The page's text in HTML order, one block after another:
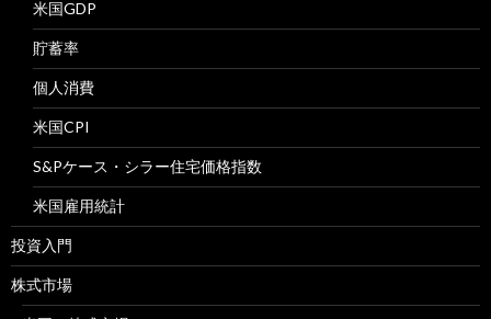
米国GDP
貯蓄率
個人消費
米国CPI
S&Pケース・シラー住宅価格指数
米国雇用統計
投資入門
株式市場